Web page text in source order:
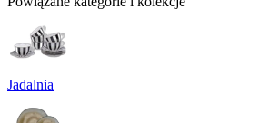
Jadalnia